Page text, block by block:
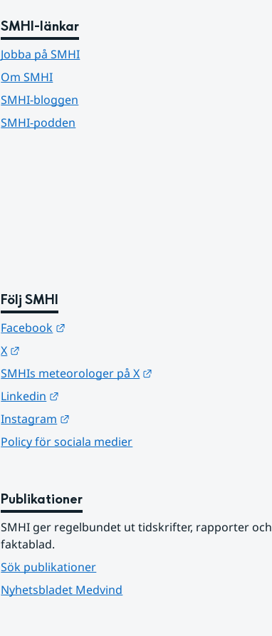
SMHI-länkar
Jobba på SMHI
Om SMHI
SMHI-bloggen
SMHI-podden
Följ SMHI
Facebook
X
SMHIs meteorologer på X
Linkedin
Instagram
Policy för sociala medier
Publikationer
SMHI ger regelbundet ut tidskrifter, rapporter och
faktablad.
Sök publikationer
Nyhetsbladet Medvind